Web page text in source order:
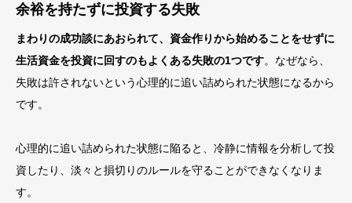
余裕を持たずに投資する失敗
まわりの成功談にあおられて、資金作りから始めることをせずに
生活資金を投資に回すのもよくある失敗の1つです。なぜなら、
失敗は許されないという心理的に追い詰められた状態になるから
です。
心理的に追い詰められた状態に陥ると、 冷静に情報を分析して投
資したり、淡々と損切りのルールを守ることができなくなりま
す。